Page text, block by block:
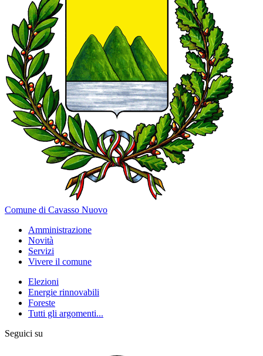
Comune di Cavasso Nuovo
Amministrazione
Novità
Servizi
Vivere il comune
Elezioni
Energie rinnovabili
Foreste
Tutti gli argomenti...
Seguici su